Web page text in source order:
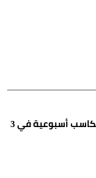
النحاس يتجه لأكبر مكاسب أسبوعية في 3